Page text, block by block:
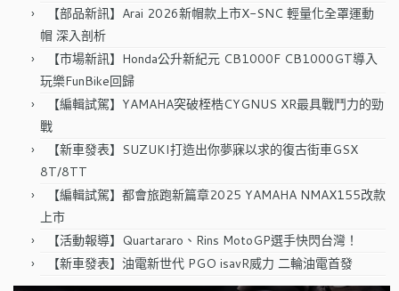
【部品新訊】Arai 2026新帽款上市X-SNC 輕量化全罩運動
帽 深入剖析
【市場新訊】Honda公升新紀元 CB1000F CB1000GT導入
玩樂FunBike回歸
【編輯試駕】YAMAHA突破桎梏CYGNUS XR最具戰鬥力的勁
戰
【新車發表】SUZUKI打造出你夢寐以求的復古街車GSX
8T/8TT
【編輯試駕】都會旅跑新篇章2025 YAMAHA NMAX155改款
上市
【活動報導】Quartararo、Rins MotoGP選手快閃台灣！
【新車發表】油電新世代 PGO isavR威力 二輪油電首發